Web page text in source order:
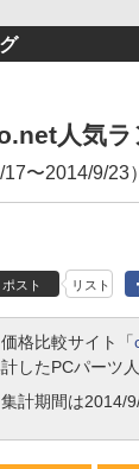
人気ラ
17〜2014/9/23）
ポスト リスト
格比較サイト「
したPCパーツ
計期間は2014/